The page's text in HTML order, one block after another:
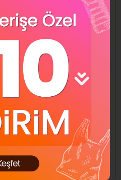
Megatech 20w Beyaz USB-
C USB-A Şarj Kafa QC:3.0-
PD:3.0
Sepete Ekle